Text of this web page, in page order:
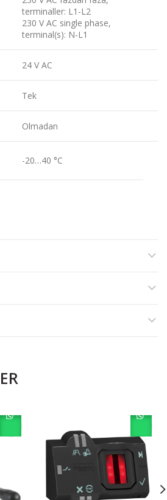
terminaller: L1-L2
230 V AC single phase,
terminal(s): N-L1
24 V AC
Tek
Olmadan
-20…40 °C